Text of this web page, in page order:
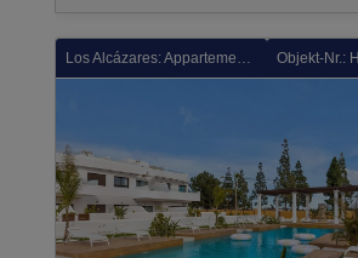
Objekt-Nr.: